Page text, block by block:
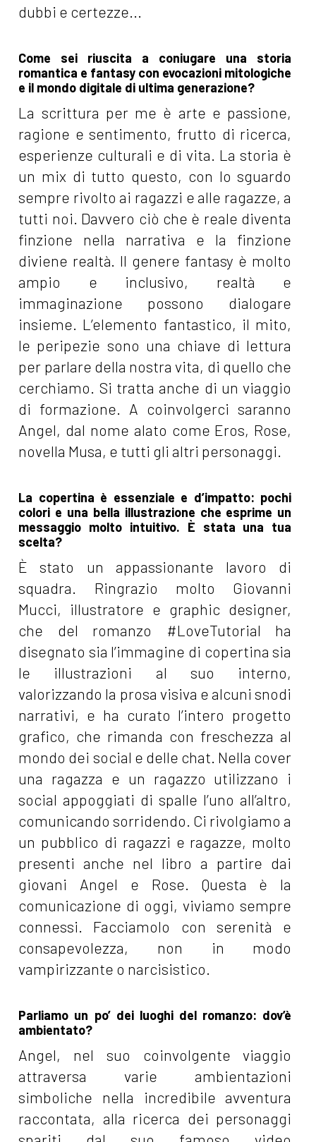
dubbi e certezze...
Come sei riuscita a coniugare una storia
romantica e fantasy con evocazioni mitologiche
e il mondo digitale di ultima generazione?
La scrittura per me è arte e passione,
ragione e sentimento, frutto di ricerca,
esperienze culturali e di vita. La storia è
un mix di tutto questo, con lo sguardo
sempre rivolto ai ragazzi e alle ragazze, a
tutti noi. Davvero ciò che è reale diventa
finzione nella narrativa e la finzione
diviene realtà. Il genere fantasy è molto
ampio e inclusivo, realtà e
immaginazione possono dialogare
insieme. L’elemento fantastico, il mito,
le peripezie sono una chiave di lettura
per parlare della nostra vita, di quello che
cerchiamo. Si tratta anche di un viaggio
di formazione. A coinvolgerci saranno
Angel, dal nome alato come Eros, Rose,
novella Musa, e tutti gli altri personaggi.
La copertina è essenziale e d’impatto: pochi
colori e una bella illustrazione che esprime un
messaggio molto intuitivo. È stata una tua
scelta?
È stato un appassionante lavoro di
squadra. Ringrazio molto Giovanni
Mucci, illustratore e graphic designer,
che del romanzo #LoveTutorial ha
disegnato sia l’immagine di copertina sia
le illustrazioni al suo interno,
valorizzando la prosa visiva e alcuni snodi
narrativi, e ha curato l’intero progetto
grafico, che rimanda con freschezza al
mondo dei social e delle chat. Nella cover
una ragazza e un ragazzo utilizzano i
social appoggiati di spalle l’uno all’altro,
comunicando sorridendo. Ci rivolgiamo a
un pubblico di ragazzi e ragazze, molto
presenti anche nel libro a partire dai
giovani Angel e Rose. Questa è la
comunicazione di oggi, viviamo sempre
connessi. Facciamolo con serenità e
consapevolezza, non in modo
vampirizzante o narcisistico.
Parliamo un po’ dei luoghi del romanzo: dov’è
ambientato?
Angel, nel suo coinvolgente viaggio
attraversa varie ambientazioni
simboliche nella incredibile avventura
raccontata, alla ricerca dei personaggi